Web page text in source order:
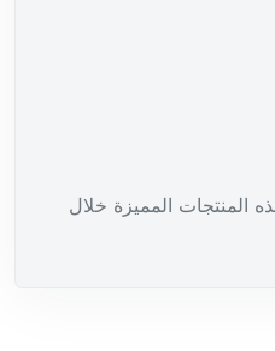
المنتجات المميزة خلال